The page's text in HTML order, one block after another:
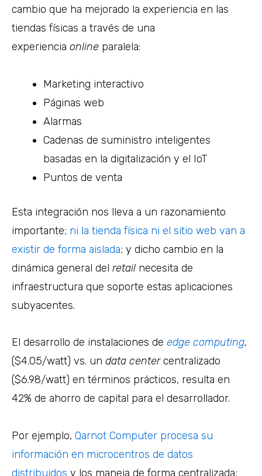
cambio que ha mejorado la experiencia en las
tiendas físicas a través de una
experiencia online paralela:
Marketing interactivo
Páginas web
Alarmas
Cadenas de suministro inteligentes
basadas en la digitalización y el IoT
Puntos de venta
Esta integración nos lleva a un razonamiento
importante; ni la tienda física ni el sitio web van a
existir de forma aislada; y dicho cambio en la
dinámica general del retail necesita de
infraestructura que soporte estas aplicaciones
subyacentes.
El desarrollo de instalaciones de edge computing,
($4.05/watt) vs. un data centercentralizado
($6.98/watt) en términos prácticos, resulta en
42% de ahorro de capital para el desarrollador.
Por ejemplo, Qarnot Computer procesa su
información en microcentros de datos
distribuidos y los maneja de forma centralizada;